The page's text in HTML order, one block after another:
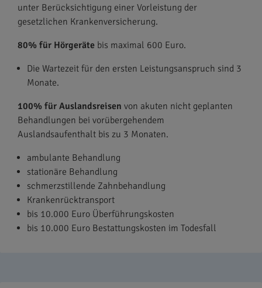
unter Berücksichtigung einer Vorleistung der
gesetzlichen Krankenversicherung.
80% für Hörgeräte bis maximal 600 Euro.
Die Wartezeit für den ersten Leistungsanspruch sind 3
Monate.
100% für Auslandsreisen von akuten nicht geplanten
Behandlungen bei vorübergehendem
Auslandsaufenthalt bis zu 3 Monaten.
ambulante Behandlung
stationäre Behandlung
schmerzstillende Zahnbehandlung
Krankenrücktransport
bis 10.000 Euro Überführungskosten
bis 10.000 Euro Bestattungskosten im Todesfall